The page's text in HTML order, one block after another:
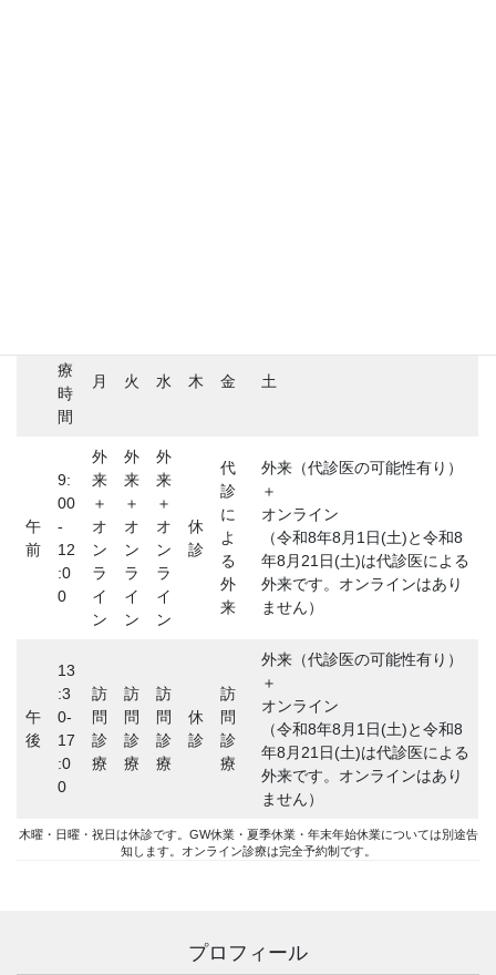
療
時
間
月 火 水 木 金 土
午
前
9:
00
-
12
:0
0
外
来
＋
オ
ン
ラ
イ
ン
外
来
＋
オ
ン
ラ
イ
ン
外
来
＋
オ
ン
ラ
イ
ン
休
診
代
診
に
よ
る
外
来
外来（代診医の可能性有り）
＋
オンライン
（令和8年8月1日(土)と令和8
年8月21日(土)は代診医による
外来です。オンラインはあり
ません）
午
後
13
:3
0-
17
:0
0
訪
問
診
療
訪
問
診
療
訪
問
診
療
休
診
訪
問
診
療
外来（代診医の可能性有り）
＋
オンライン
（令和8年8月1日(土)と令和8
年8月21日(土)は代診医による
外来です。オンラインはあり
ません）
木曜・日曜・祝日は休診です。GW休業・夏季休業・年末年始休業については別途告
知します。オンライン診療は完全予約制です。
プロフィール